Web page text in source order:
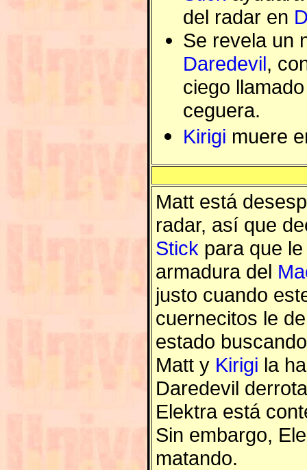
del radar en
Se revela un
Daredevil,
ciego
ceguera.
Kirigi muere
Matt está
radar, así que
Stick para que
armadura del
justo cuando
cuernecitos le
estado
Matt y Kirigi la
Daredevil
Elektra está
Sin embargo,
matando.